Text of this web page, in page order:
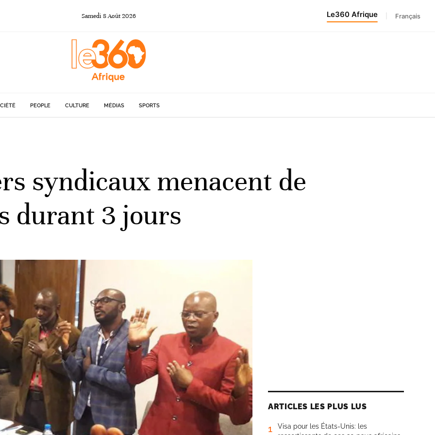
Samedi 8Août2026 Le360 Afrique Français
PEOPLE CULTURE MÉDIAS SPORTS
syndicaux menacent de
durant 3 jours
ARTICLES LES PLUS LUS
1
Visa pour les États-Unis: les